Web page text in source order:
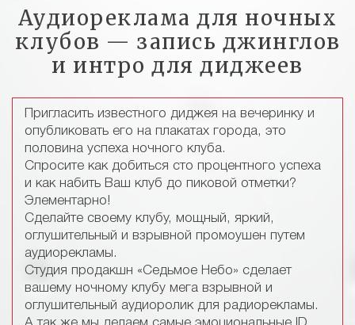
Аудиореклама для ночных
клубов — запись джинглов
и интро для диджеев
Пригласить известного диджея на вечеринку и
опубликовать его на плакатах города, это
половина успеха ночного клуба.
Спросите как добиться сто процентного успеха
и как набить Ваш клуб до пиковой отметки?
Элементарно!
Сделайте своему клубу, мощный, яркий,
оглушительный и взрывной промоушен путем
аудиорекламы.
Студия продакшн «Седьмое Небо» сделает
вашему ночному клубу мега взрывной и
оглушительный аудиоролик для радиорекламы.